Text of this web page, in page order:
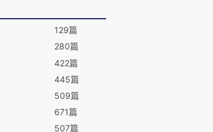
129篇
280篇
422篇
445篇
509篇
671篇
507篇